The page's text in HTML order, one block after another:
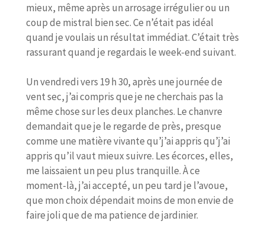
mieux, même après un arrosage irrégulier ou un
coup de mistral bien sec. Ce n’était pas idéal
quand je voulais un résultat immédiat. C’était très
rassurant quand je regardais le week-end suivant.
Un vendredi vers 19 h 30, après une journée de
vent sec, j’ai compris que je ne cherchais pas la
même chose sur les deux planches. Le chanvre
demandait que je le regarde de près, presque
comme une matière vivante qu’j’ai appris qu’j’ai
appris qu’il vaut mieux suivre. Les écorces, elles,
me laissaient un peu plus tranquille. À ce
moment-là, j’ai accepté, un peu tard je l’avoue,
que mon choix dépendait moins de mon envie de
faire joli que de ma patience de jardinier.